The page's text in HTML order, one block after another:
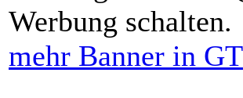
Werbung schalten.
mehr Banner in GT